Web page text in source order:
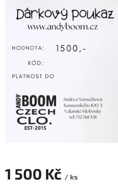
1 500 Kč / ks